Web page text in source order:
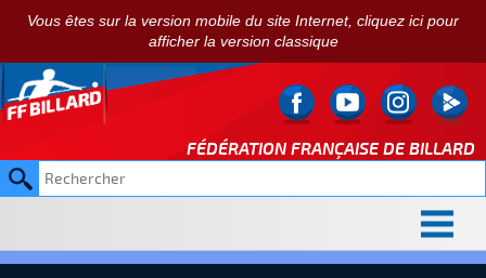
Vous êtes sur la version mobile du site Internet, cliquez ici pour
afficher la version classique
FÉDÉRATION FRANÇAISE DE BILLARD